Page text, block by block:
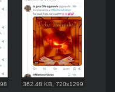
362.48 KB
720x1299